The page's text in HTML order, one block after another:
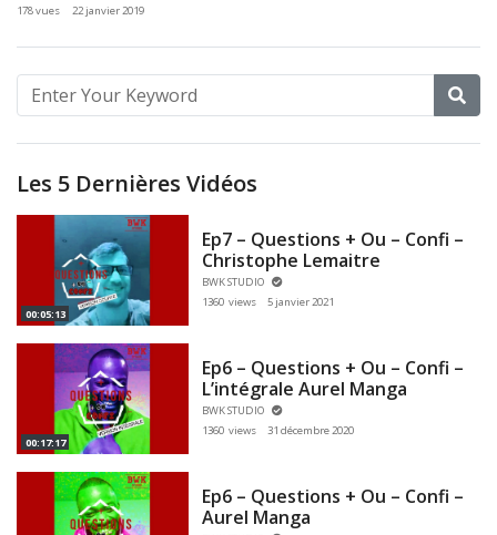
178 vues
22 janvier 2019
Les 5 Dernières Vidéos
00:05:13
Ep7 – Questions + Ou – Confi –
Christophe Lemaitre
BWK STUDIO
1360 views
5 janvier 2021
00:17:17
Ep6 – Questions + Ou – Confi –
L’intégrale Aurel Manga
BWK STUDIO
1360 views
31 décembre 2020
Ep6 – Questions + Ou – Confi –
Aurel Manga